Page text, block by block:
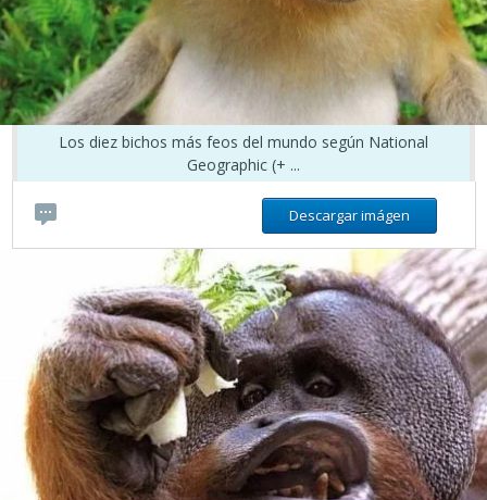
Los diez bichos más feos del mundo según National
Geographic (+ ...
Descargar imágen